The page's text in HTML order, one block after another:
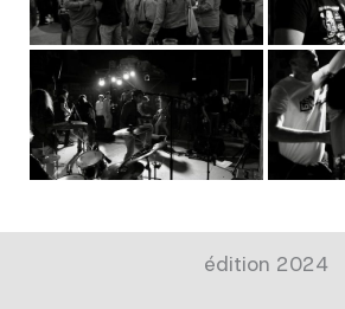
édition 2024